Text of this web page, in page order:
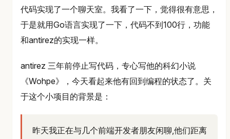
代码实现了一个聊天室。我看了一下，觉得很有意思，
于是就用Go语言实现了一下，代码不到100行，功能
和antirez的实现一样。
antirez 三年前停止写代码，专心写他的科幻小说
《Wohpe》，今天看起来他有回到编程的状态了。关
于这个小项目的背景是：
昨天我正在与几个前端开发者朋友闲聊,他们距离